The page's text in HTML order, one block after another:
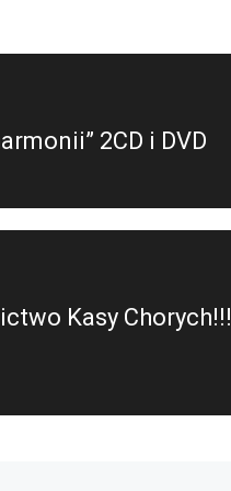
2CD i DVD
Kasy Chorych!!!